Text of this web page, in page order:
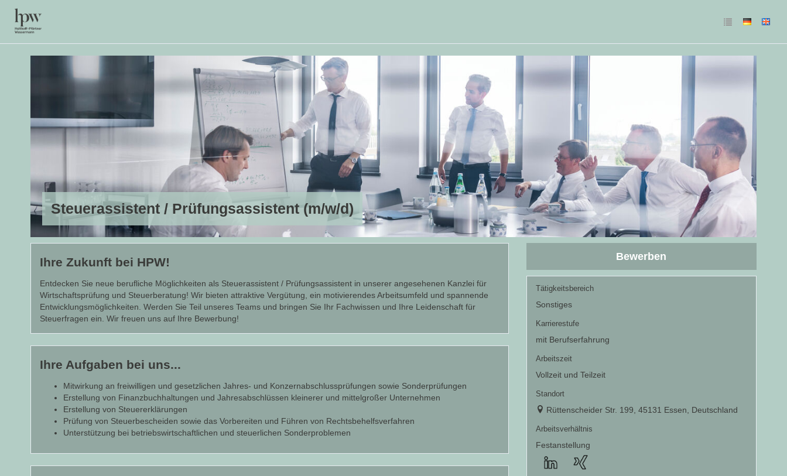
Steuerassistent / Prüfungsassistent (m/w/d)
Ihre Zukunft bei HPW!
Entdecken Sie neue berufliche Möglichkeiten als Steuerassistent / Prüfungsassistent in unserer angesehenen Kanzlei für
Wirtschaftsprüfung und Steuerberatung! Wir bieten attraktive Vergütung, ein motivierendes Arbeitsumfeld und spannende
Entwicklungsmöglichkeiten. Werden Sie Teil unseres Teams und bringen Sie Ihr Fachwissen und Ihre Leidenschaft für
Steuerfragen ein. Wir freuen uns auf Ihre Bewerbung!
Ihre Aufgaben bei uns...
Mitwirkung an freiwilligen und gesetzlichen Jahres- und Konzernabschlussprüfungen sowie Sonderprüfungen
Erstellung von Finanzbuchhaltungen und Jahresabschlüssen kleinerer und mittelgroßer Unternehmen
Erstellung von Steuererklärungen
Prüfung von Steuerbescheiden sowie das Vorbereiten und Führen von Rechtsbehelfsverfahren
Unterstützung bei betriebswirtschaftlichen und steuerlichen Sonderproblemen
Bewerben
Tätigkeitsbereich
Sonstiges
Karrierestufe
mit Berufserfahrung
Arbeitszeit
Vollzeit und Teilzeit
Standort
Rüttenscheider Str. 199, 45131 Essen, Deutschland
Arbeitsverhältnis
Festanstellung